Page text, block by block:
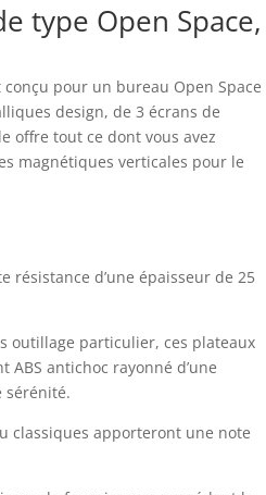
type Open Space,
pour un bureau Open Space
design, de 3 écrans de
offre tout ce dont vous avez
magnétiques verticales pour le
résistance d’une épaisseur de 25
outillage particulier, ces plateaux
antichoc rayonné d’une
sérénité.
classiques apporteront une note